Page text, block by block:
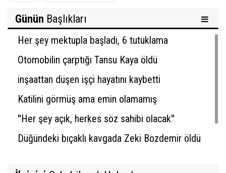
Günün Başlıkları
Her şey mektupla başladı, 6 tutuklama
Otomobilin çarptığı Tansu Kaya öldü
inşaattan düşen işçi hayatını kaybetti
Katilini görmüş ama emin olamamış
''Her şey açık, herkes söz sahibi olacak''
Düğündeki bıçaklı kavgada Zeki Bozdemir öldü